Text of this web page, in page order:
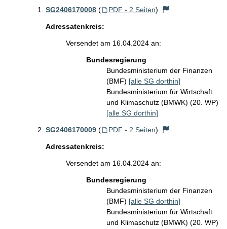
SG2406170008 ( PDF - 2 Seiten)
Adressatenkreis:
Versendet am 16.04.2024 an:
Bundesregierung
Bundesministerium der Finanzen
(BMF) [alle SG dorthin]
Bundesministerium für Wirtschaft
und Klimaschutz (BMWK) (20. WP)
[alle SG dorthin]
SG2406170009 ( PDF - 2 Seiten)
Adressatenkreis:
Versendet am 16.04.2024 an:
Bundesregierung
Bundesministerium der Finanzen
(BMF) [alle SG dorthin]
Bundesministerium für Wirtschaft
und Klimaschutz (BMWK) (20. WP)